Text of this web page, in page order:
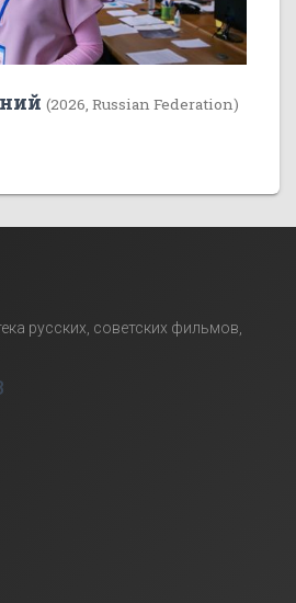
(2026, Russian Federation)
русских, советских фильмов,